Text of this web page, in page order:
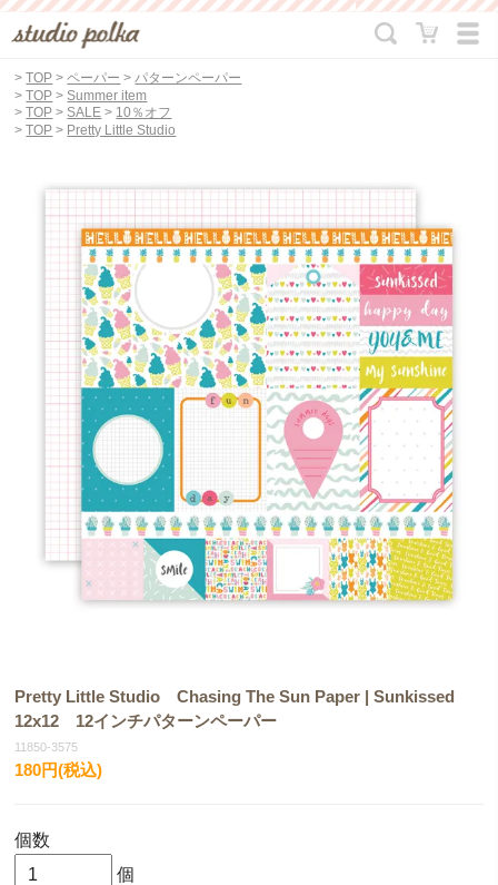
>TOP >ペーパー >パターンペーパー
>TOP > Summer item
>TOP > SALE > 10％オフ
>TOP > Pretty Little Studio
Pretty Little Studio Chasing The Sun Paper | Sunkissed
12x12 12インチパターンペーパー
11850-3575
180円(税込)
個数
個